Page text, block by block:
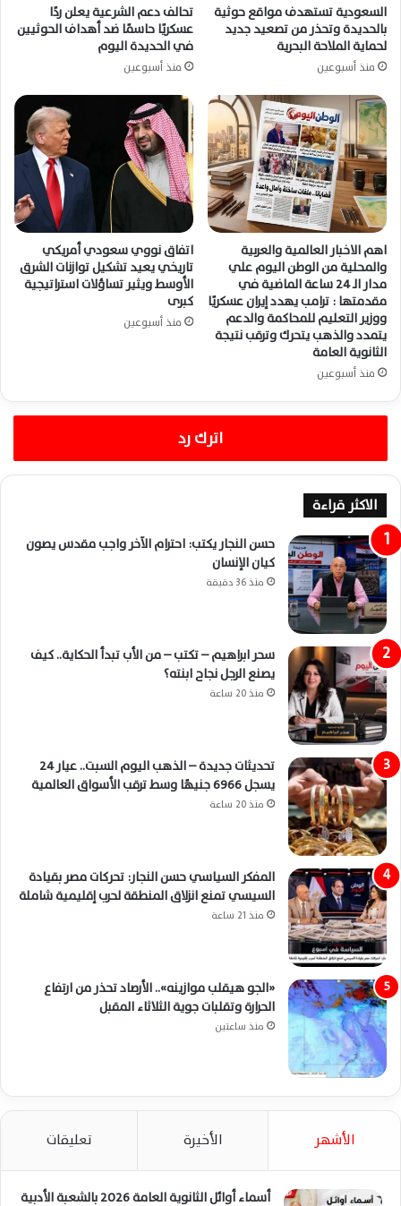
السعودية تستهدف مواقع حوثية
بالحديدة وتحذر من تصعيد جديد
لحماية الملاحة البحرية
منذ أسبوعين
تحالف دعم الشرعية يعلن ردًا
عسكريًا حاسمًا ضد أهداف الحوثيين
في الحديدة اليوم
منذ أسبوعين
اهم الاخبار العالمية والعربية
والمحلية من الوطن اليوم علي
مدار الـ 24 ساعة الماضية في
مقدمتها : ترامب يهدد إيران عسكريًا
ووزير التعليم للمحاكمة والدعم
يتمدد والذهب يتحرك وترقب نتيجة
الثانوية العامة
منذ أسبوعين
اتفاق نووي سعودي أمريكي
تاريخي يعيد تشكيل توازنات الشرق
الأوسط ويثير تساؤلات استراتيجية
كبرى
منذ أسبوعين
اترك رد
الاكثر قراءة
حسن النجار يكتب: احترام الآخر واجب مقدس يصون
كيان الإنسان
منذ 36 دقيقة
سحر ابراهيم – تكتب – من الأب تبدأ الحكاية.. كيف
يصنع الرجل نجاح ابنته؟
منذ 20 ساعة
تحديثات جديدة – الذهب اليوم السبت.. عيار 24
يسجل 6966 جنيهًا وسط ترقب الأسواق العالمية
منذ 20 ساعة
المفكر السياسي حسن النجار: تحركات مصر بقيادة
السيسي تمنع انزلاق المنطقة لحرب إقليمية شاملة
منذ 21 ساعة
«الجو هيقلب موازينه».. الأرصاد تحذر من ارتفاع
الحرارة وتقلبات جوية الثلاثاء المقبل
منذ ساعتين
الأشهر الأخيرة تعليقات
أسماء أوائل الثانوية العامة 2026 بالشعبة الأدبية